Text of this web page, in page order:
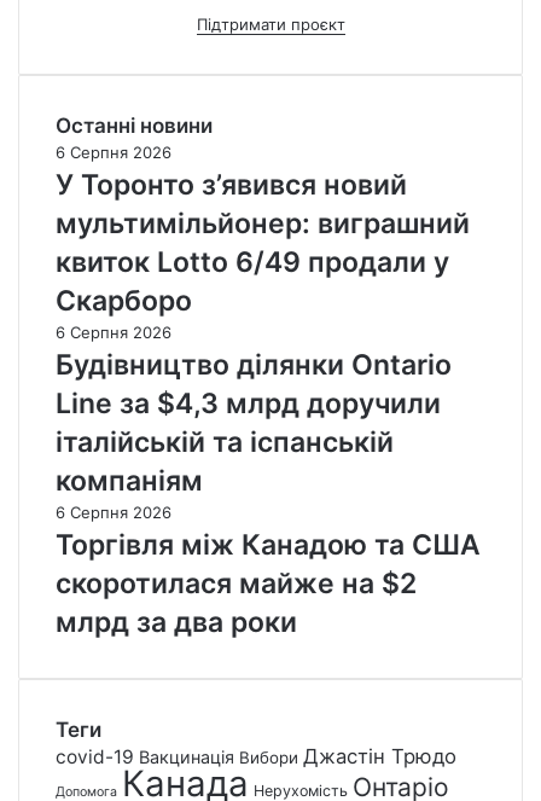
Підтримати проєкт
Останні новини
6 Серпня 2026
У Торонто з’явився новий
мультимільйонер: виграшний
квиток Lotto 6/49 продали у
Скарборо
6 Серпня 2026
Будівництво ділянки Ontario
Line за $4,3 млрд доручили
італійській та іспанській
компаніям
6 Серпня 2026
Торгівля між Канадою та США
скоротилася майже на $2
млрд за два роки
Теги
covid-19 Вакцинація Вибори Джастін Трюдо
Допомога Канада Нерухомість Онтаріо